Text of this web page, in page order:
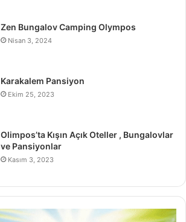
Zen Bungalov Camping Olympos
Nisan 3, 2024
Karakalem Pansiyon
Ekim 25, 2023
Olimpos’ta Kışın Açık Oteller , Bungalovlar
ve Pansiyonlar
Kasım 3, 2023